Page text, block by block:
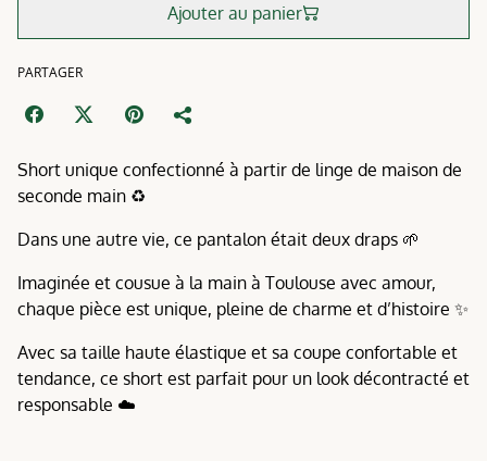
Ajouter au panier
PARTAGER
Short unique confectionné à partir de linge de maison de
seconde main ♻️
Dans une autre vie, ce pantalon était deux draps 🌱
Imaginée et cousue à la main à Toulouse avec amour,
chaque pièce est unique, pleine de charme et d’histoire ✨
Avec sa taille haute élastique et sa coupe confortable et
tendance, ce short est parfait pour un look décontracté et
responsable ☁️